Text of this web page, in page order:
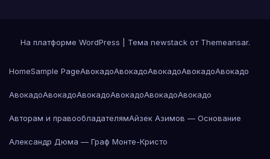
На платформе WordPress Тема newstack от Themeansar.
HomeSample PageАвокадоАвокадоАвокадоАвокадоАвокадо
АвокадоАвокадоАвокадоАвокадоАвокадоАвокадо
Авторам и правообладателямАйзек Азимов — Основание
Александр Дюма — Граф Монте-Кристо